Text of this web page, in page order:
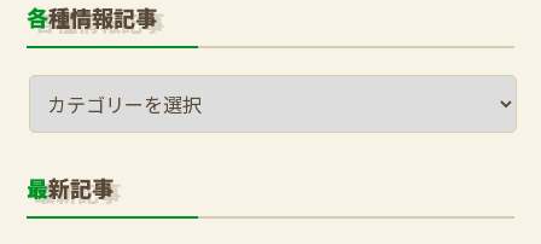
各種情報記事
最新記事